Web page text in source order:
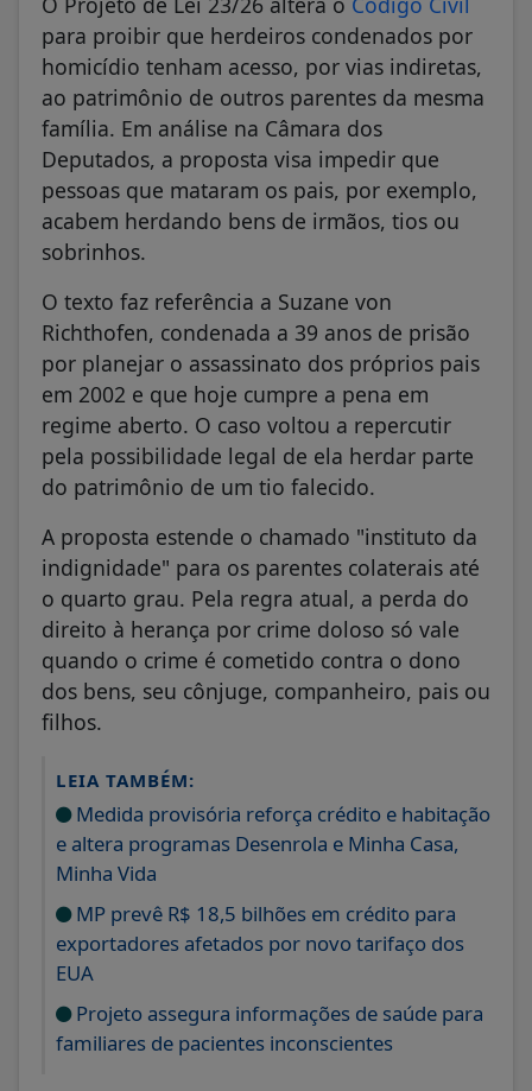
para proibir que herdeiros condenados por
homicídio tenham acesso, por vias indiretas,
ao patrimônio de outros parentes da mesma
família. Em análise na Câmara dos
Deputados, a proposta visa impedir que
pessoas que mataram os pais, por exemplo,
acabem herdando bens de irmãos, tios ou
sobrinhos.
O texto faz referência a Suzane von
Richthofen, condenada a 39 anos de prisão
por planejar o assassinato dos próprios pais
em 2002 e que hoje cumpre a pena em
regime aberto. O caso voltou a repercutir
pela possibilidade legal de ela herdar parte
do patrimônio de um tio falecido.
A proposta estende o chamado "instituto da
indignidade" para os parentes colaterais até
o quarto grau. Pela regra atual, a perda do
direito à herança por crime doloso só vale
quando o crime é cometido contra o dono
dos bens, seu cônjuge, companheiro, pais ou
filhos.
LEIA TAMBÉM:
Medida provisória reforça crédito e habitação
e altera programas Desenrola e Minha Casa,
Minha Vida
MP prevê R$ 18,5 bilhões em crédito para
exportadores afetados por novo tarifaço dos
EUA
Projeto assegura informações de saúde para
familiares de pacientes inconscientes